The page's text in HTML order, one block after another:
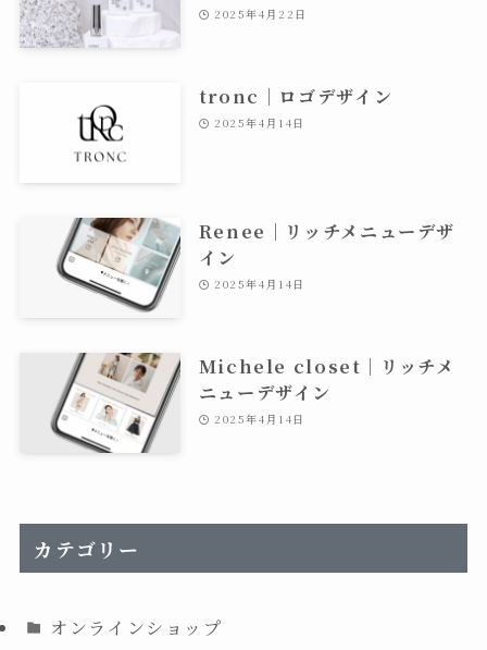
2025年4月22日
tronc｜ロゴデザイン
2025年4月14日
Renee｜リッチメニューデザ
イン
2025年4月14日
Michele closet｜リッチメ
ニューデザイン
2025年4月14日
カテゴリー
オンラインショップ